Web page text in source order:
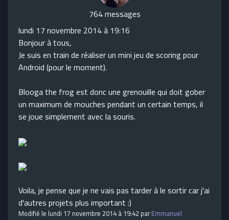
764 messages
lundi 17 novembre 2014 à 19:16
Bonjour à tous,
Je suis en train de réaliser un mini jeu de scoring pour
Android (pour le moment).
Blooga the frog est donc une grenouille qui doit gober
un maximum de mouches pendant un certain temps, il
se joue simplement avec la souris.
Voila, je pense que je ne vais pas tarder à le sortir car j'ai
d'autres projets plus important :)
Modifié le lundi 17 novembre 2014 à 19:42 parEmmanuel